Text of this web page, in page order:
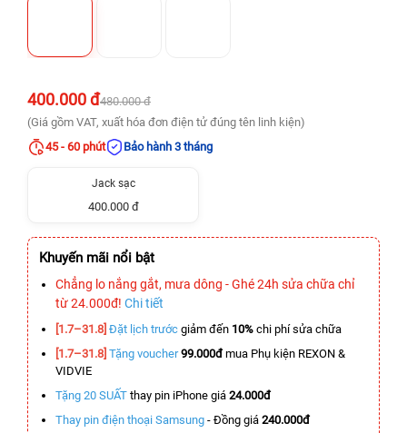
400.000 đ480.000 đ
(Giá gồm VAT, xuất hóa đơn điện tử đúng tên linh kiện)
45 - 60 phút
Bảo hành 3 tháng
Jack sạc
400.000 đ
Khuyến mãi nổi bật
Chẳng lo nắng gắt, mưa dông - Ghé 24h sửa chữa chỉ
từ 24.000đ! Chi tiết
[1.7–31.8] Đặt lịch trước giảm đến 10% chi phí sửa chữa
[1.7–31.8] Tặng voucher 99.000đmua Phụ kiện REXON &
VIDVIE
Tặng 20 SUẤT thay pin iPhone giá 24.000đ
Thay pin điện thoại Samsung - Đồng giá 240.000đ